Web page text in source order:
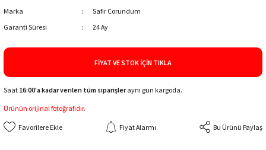
Marka
Safir Corundum
Garanti Süresi
24 Ay
FIYAT VE STOK İÇIN TIKLA
Saat 16:00'a kadar verilen tüm siparişleraynı gün kargoda.
Ürünün orijinal fotoğrafıdır.
Fiyat Alarmı Bu Ürünü Paylaş